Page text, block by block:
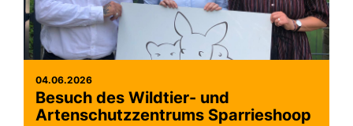
04.06.2026
Besuch des Wildtier- und
Artenschutzzentrums Sparrieshoop